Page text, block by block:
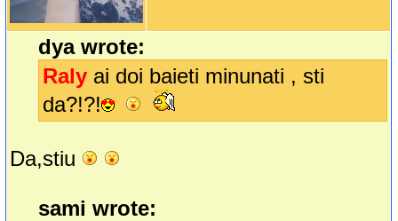
dya wrote:
Raly ai doi baieti minunati , sti
da?!?!
Da,stiu
sami wrote: